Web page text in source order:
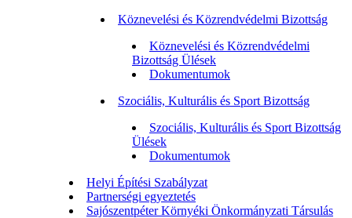
Köznevelési és Közrendvédelmi Bizottság
Köznevelési és Közrendvédelmi
Bizottság Ülések
Dokumentumok
Szociális, Kulturális és Sport Bizottság
Szociális, Kulturális és Sport Bizottság
Ülések
Dokumentumok
Helyi Építési Szabályzat
Partnerségi egyeztetés
Sajószentpéter Környéki Önkormányzati Társulás